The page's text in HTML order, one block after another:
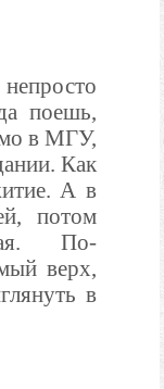
поешь,
в МГУ,
Как
А в
потом
По-
верх,
в